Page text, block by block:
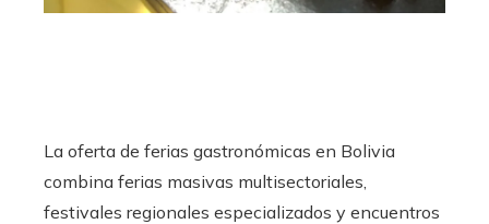
La oferta de ferias gastronómicas en Bolivia
combina ferias masivas multisectoriales,
festivales regionales especializados y encuentros